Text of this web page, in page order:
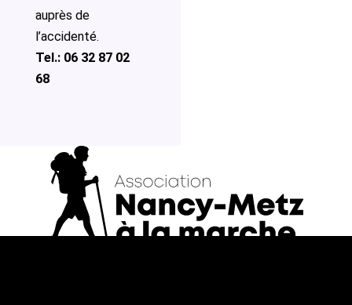
auprès de
l’accidenté.
Tel.: 06 32 87 02
68